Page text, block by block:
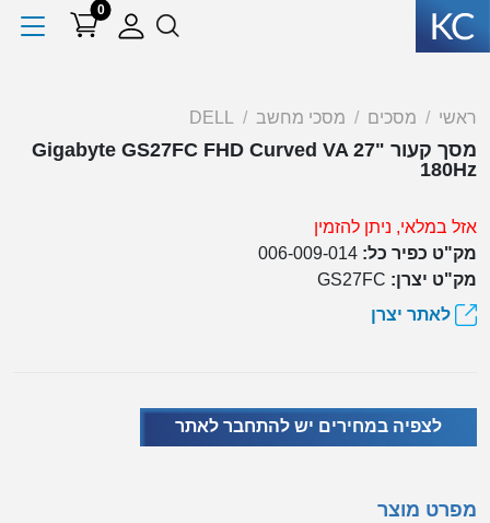
0
ראשי מסכים מסכי מחשב DELL
מסך קעור Gigabyte GS27FC FHD Curved VA 27"
180Hz
אזל במלאי, ניתן להזמין
מק"ט כפיר כל: 006-009-014
מק"ט יצרן: GS27FC
לאתר יצרן
לצפיה במחירים יש להתחבר לאתר
מפרט מוצר